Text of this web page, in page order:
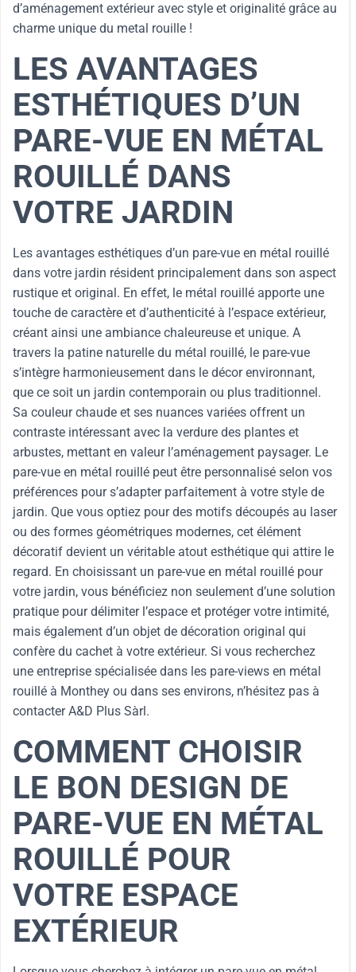
d’aménagement extérieur avec style et originalité grâce au
charme unique du metal rouille !
LES AVANTAGES
ESTHÉTIQUES D’UN
PARE-VUE EN MÉTAL
ROUILLÉ DANS
VOTRE JARDIN
Les avantages esthétiques d’un pare-vue en métal rouillé
dans votre jardin résident principalement dans son aspect
rustique et original. En effet, le métal rouillé apporte une
touche de caractère et d’authenticité à l’espace extérieur,
créant ainsi une ambiance chaleureuse et unique. A
travers la patine naturelle du métal rouillé, le pare-vue
s’intègre harmonieusement dans le décor environnant,
que ce soit un jardin contemporain ou plus traditionnel.
Sa couleur chaude et ses nuances variées offrent un
contraste intéressant avec la verdure des plantes et
arbustes, mettant en valeur l’aménagement paysager. Le
pare-vue en métal rouillé peut être personnalisé selon vos
préférences pour s’adapter parfaitement à votre style de
jardin. Que vous optiez pour des motifs découpés au laser
ou des formes géométriques modernes, cet élément
décoratif devient un véritable atout esthétique qui attire le
regard. En choisissant un pare-vue en métal rouillé pour
votre jardin, vous bénéficiez non seulement d’une solution
pratique pour délimiter l’espace et protéger votre intimité,
mais également d’un objet de décoration original qui
confère du cachet à votre extérieur. Si vous recherchez
une entreprise spécialisée dans les pare-views en métal
rouillé à Monthey ou dans ses environs, n’hésitez pas à
contacter A&D Plus Sàrl.
COMMENT CHOISIR
LE BON DESIGN DE
PARE-VUE EN MÉTAL
ROUILLÉ POUR
VOTRE ESPACE
EXTÉRIEUR